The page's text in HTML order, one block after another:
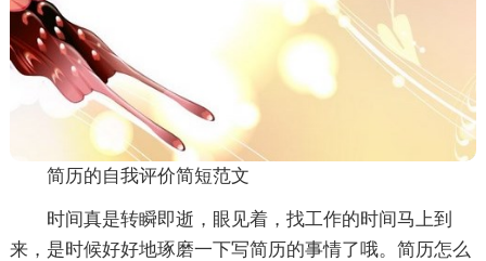
简历的自我评价简短范文
时间真是转瞬即逝，眼见着，找工作的时间马上到
来，是时候好好地琢磨一下写简历的事情了哦。简历怎么